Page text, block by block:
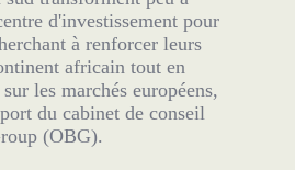
d'investissement pour
à renforcer leurs
africain tout en
les marchés européens,
du cabinet de conseil
(OBG).